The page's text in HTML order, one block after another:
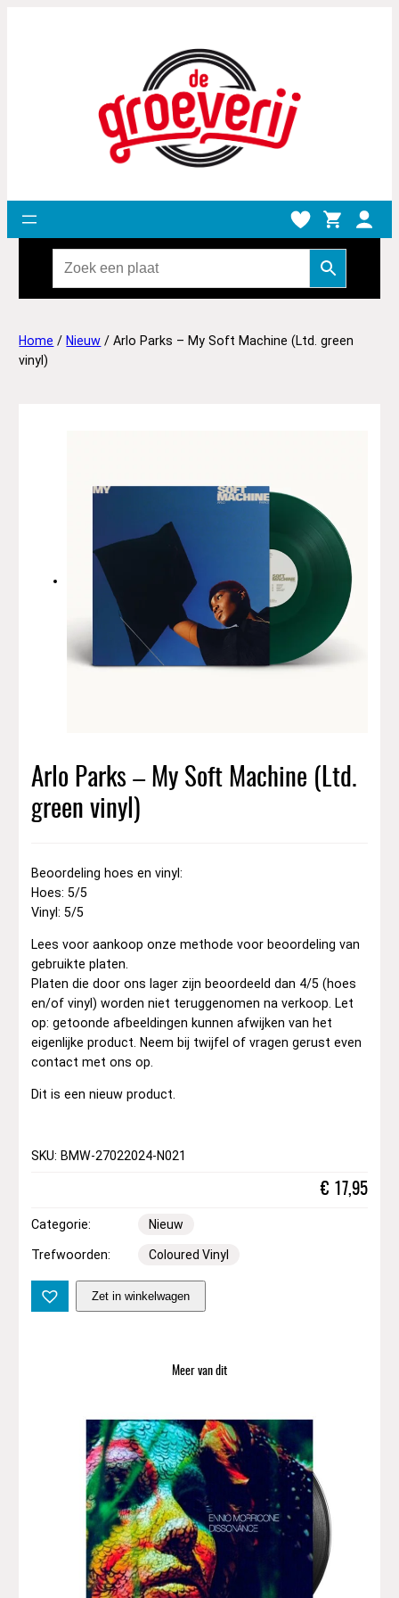
Home / Nieuw / Arlo Parks – My Soft Machine (Ltd. green
vinyl)
Arlo Parks – My Soft Machine (Ltd.
green vinyl)
Beoordeling hoes en vinyl:
Hoes: 5/5
Vinyl: 5/5
Lees voor aankoop onze methode voor beoordeling van
gebruikte platen.
Platen die door ons lager zijn beoordeeld dan 4/5 (hoes
en/of vinyl) worden niet teruggenomen na verkoop. Let
op: getoonde afbeeldingen kunnen afwijken van het
eigenlijke product. Neem bij twijfel of vragen gerust even
contact met ons op.
Dit is een nieuw product.
SKU: BMW-27022024-N021
€ 17,95
Categorie: Nieuw
Trefwoorden: Coloured Vinyl
r
P
k
s
M
y
S
o
f
t
Zet in winkelwagen
Meer van dit